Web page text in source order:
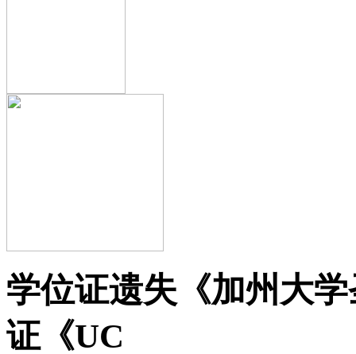
学位证遗失《加州大
证《UC